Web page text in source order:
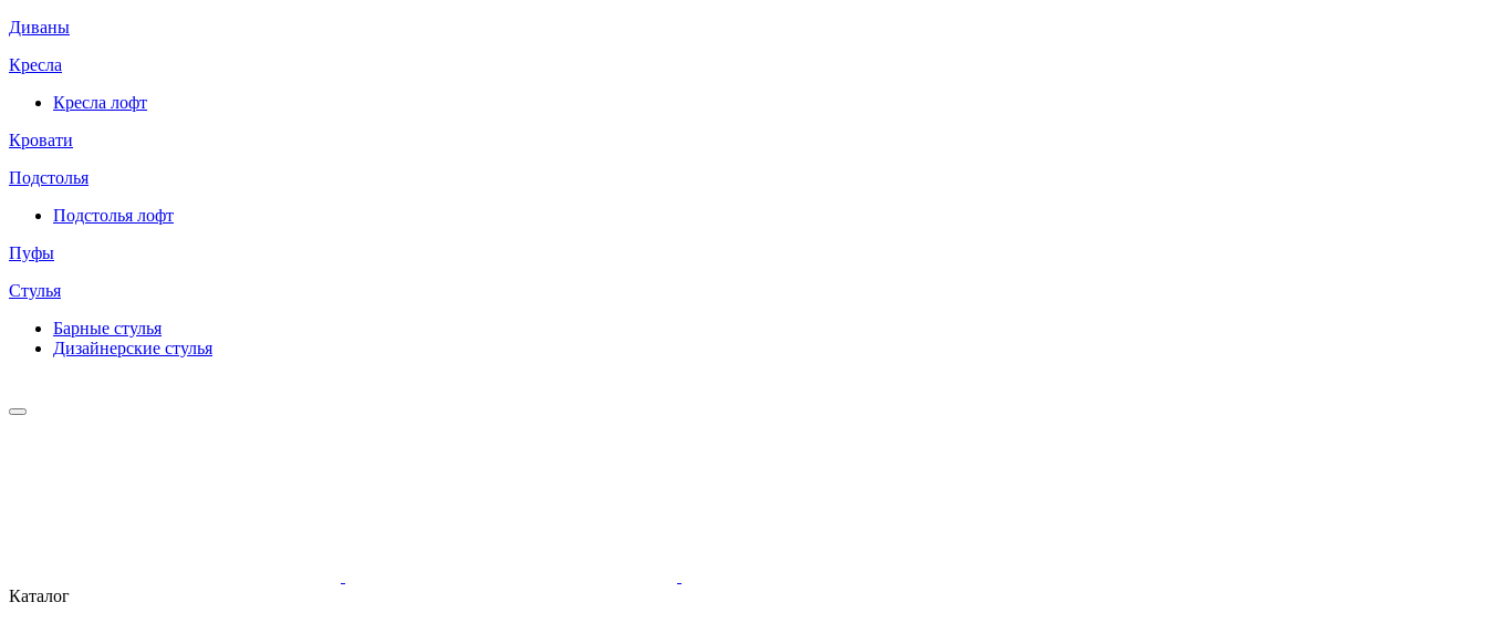
Диваны
Кресла
Кресла лофт
Кровати
Подстолья
Подстолья лофт
Пуфы
Стулья
Барные cтулья
Дизайнерские cтулья
Каталог